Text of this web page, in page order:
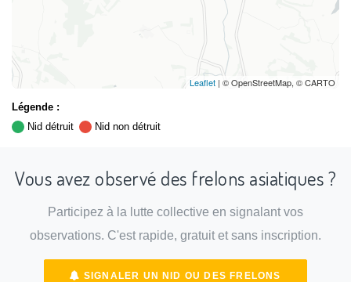
Leaflet | © OpenStreetMap, © CARTO
Légende :
Nid détruit
Nid non détruit
Vous avez observé des frelons asiatiques ?
Participez à la lutte collective en signalant vos
observations. C'est rapide, gratuit et sans inscription.
SIGNALER UN NID OU DES FRELONS